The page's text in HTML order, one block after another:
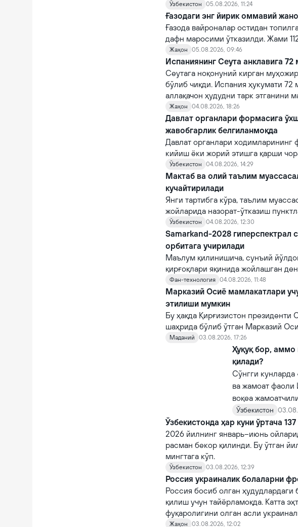
Ўзбекистон 05.08.2026, 11:24
Ғазодаги энг йирик оммавий
Ғазода вайроналар остидан
дафн маросими ўтказилди. Жами
Жаҳон 05.08.2026, 09:46
Испаниянинг Сеута анклавига
Сеутага ноқонуний кирган
бўлиб чиқди. Испания ҳукумати
аллақачон ҳудудни тарк этганини
Жаҳон 04.08.2026, 18:26
Давлат органлари формасига
жавобгарлик белгиланмоқда
Давлат органлари
кийиш ёки жорий этишга қарши
фуқароларни чалғитиш ва давлат
суиистеъмол қилинишини олдини
Ўзбекистон 04.08.2026, 14:29
Мактаб ва олий таълим
кучайтирилади
Янги тартибга кўра, таълим
жойларида назорат-ўтказиш
назорат қилувчи электрон
Ўзбекистон 04.08.2026, 12:30
Samarkand-2028 гиперспектрал
орбитага учирилади
Маълум қилинишича, сунъий
қирғоқлари яқинида жойлашган
STAR.VISION компанияси
фазога учирилади.
Фан-технология 04.08.2026, 11:48
Марказий Осиё мамлакатлари
этилиши мумкин
Бу ҳақда Қирғизистон
шаҳрида бўлиб ўтган Марказий
норасмий учрашувида маълум
Маданий 03.08.2026, 17:26
Ҳуқуқ бор,
қилади?
Сўнгги
ва жамоат фаоли
воқеа
Ўзбекистон
Ўзбекистонда ҳар куни ўртача
2026 йилнинг январь–июнь
расман бекор қилинди. Бу ўтган
мингтага кўп.
Ўзбекистон 03.08.2026, 12:39
Россия украиналик болаларни
Россия босиб олган
қилиш учун тайёрламоқда. Катта
фуқаролигини олган асли
заҳоти ҳарбий хизматга чақирилади.
Жаҳон 03.08.2026, 12:02